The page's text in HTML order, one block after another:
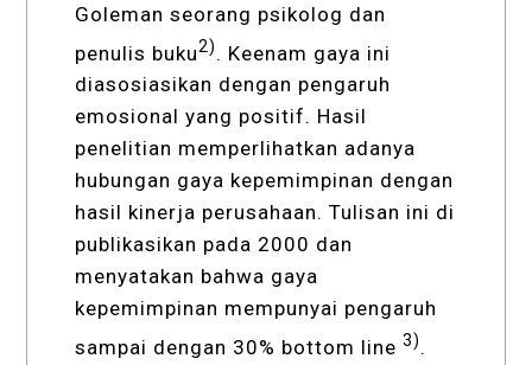
Goleman seorang psikolog dan
penulis buku2). Keenam gaya ini
diasosiasikan dengan pengaruh
emosional yang positif. Hasil
penelitian memperlihatkan adanya
hubungan gaya kepemimpinan dengan
hasil kinerja perusahaan. Tulisan ini di
publikasikan pada 2000 dan
menyatakan bahwa gaya
kepemimpinan mempunyai pengaruh
sampai dengan 30% bottom line 3).